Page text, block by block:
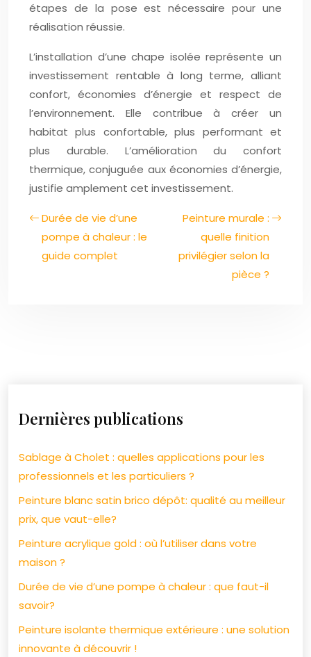
étapes de la pose est nécessaire pour une
réalisation réussie.
L’installation d’une chape isolée représente un
investissement rentable à long terme, alliant
confort, économies d’énergie et respect de
l’environnement. Elle contribue à créer un
habitat plus confortable, plus performant et
plus durable. L’amélioration du confort
thermique, conjuguée aux économies d’énergie,
justifie amplement cet investissement.
Durée de vie d’une
pompe à chaleur : le
guide complet
Peinture murale :
quelle finition
privilégier selon la
pièce ?
Dernières publications
Sablage à Cholet : quelles applications pour les
professionnels et les particuliers ?
Peinture blanc satin brico dépôt: qualité au meilleur
prix, que vaut-elle?
Peinture acrylique gold : où l’utiliser dans votre
maison ?
Durée de vie d’une pompe à chaleur : que faut-il
savoir?
Peinture isolante thermique extérieure : une solution
innovante à découvrir !